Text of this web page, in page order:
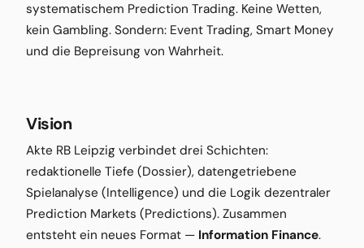
systematischem Prediction Trading. Keine Wetten,
kein Gambling. Sondern: Event Trading, Smart Money
und die Bepreisung von Wahrheit.
Vision
Akte RB Leipzig verbindet drei Schichten:
redaktionelle Tiefe (Dossier), datengetriebene
Spielanalyse (Intelligence) und die Logik dezentraler
Prediction Markets (Predictions). Zusammen
entsteht ein neues Format — Information Finance.